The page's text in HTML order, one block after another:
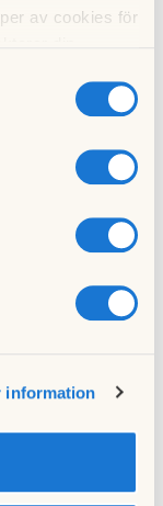
av cookies för
information